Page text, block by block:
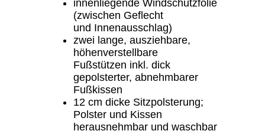
innenliegende Windschutzfolie
(zwischen Geflecht
und Innenausschlag)
zwei lange, ausziehbare,
höhenverstellbare
Fußstützen inkl. dick
gepolsterter, abnehmbarer
Fußkissen
12 cm dicke Sitzpolsterung;
Polster und Kissen
herausnehmbar und waschbar